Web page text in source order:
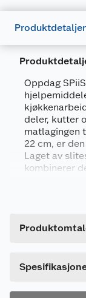
Produktdetaljer
Oppdag
deler, kutter
matlagingen
22 cm, er
Laget av
kombinerer
som sparer
Skjærer,
Plast,
Generelt